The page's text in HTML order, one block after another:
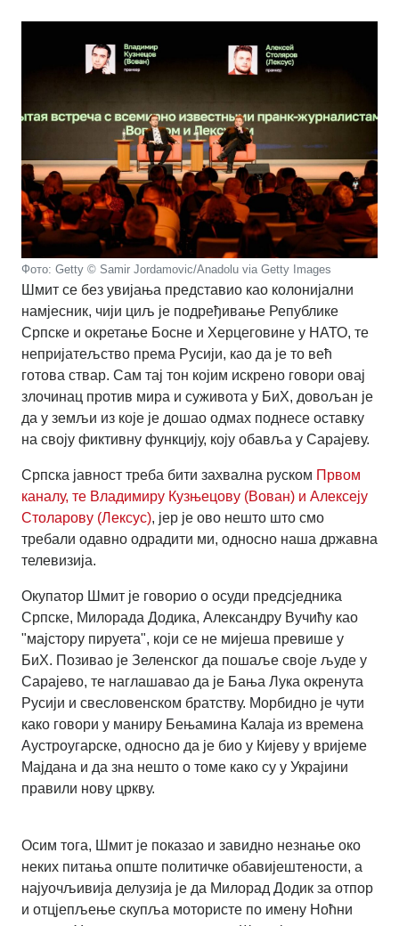
Фото: Getty © Samir Jordamovic/Anadolu via Getty Images
Шмит се без увијања представио као колонијални
намјесник, чији циљ је подређивање Републике
Српске и окретање Босне и Херцеговине у НАТО, те
непријатељство према Русији, као да је то већ
готова ствар. Сам тај тон којим искрено говори овај
злочинац против мира и суживота у БиХ, довољан је
да у земљи из које је дошао одмах поднесе оставку
на своју фиктивну функцију, коју обавља у Сарајеву.
Српска јавност треба бити захвална руском Првом
каналу, те Владимиру Кузњецову (Вован) и Алексеју
Столарову (Лексус), јер је ово нешто што смо
требали одавно одрадити ми, односно наша државна
телевизија.
Окупатор Шмит је говорио о осуди предсједника
Српске, Милорада Додика, Александру Вучићу као
"мајстору пируета", који се не мијеша превише у
БиХ. Позивао је Зеленског да пошаље своје људе у
Сарајево, те наглашавао да је Бања Лука окренута
Русији и свесловенском братству. Морбидно је чути
како говори у маниру Бењамина Калаја из времена
Аустроугарске, односно да је био у Кијеву у вријеме
Мајдана и да зна нешто о томе како су у Украјини
правили нову цркву.
Осим тога, Шмит је показао и завидно незнање око
неких питања опште политичке обавијештености, а
најуочљивија делузија је да Милорад Додик за отпор
и отцјепљење скупља мотористе по имену Ноћни